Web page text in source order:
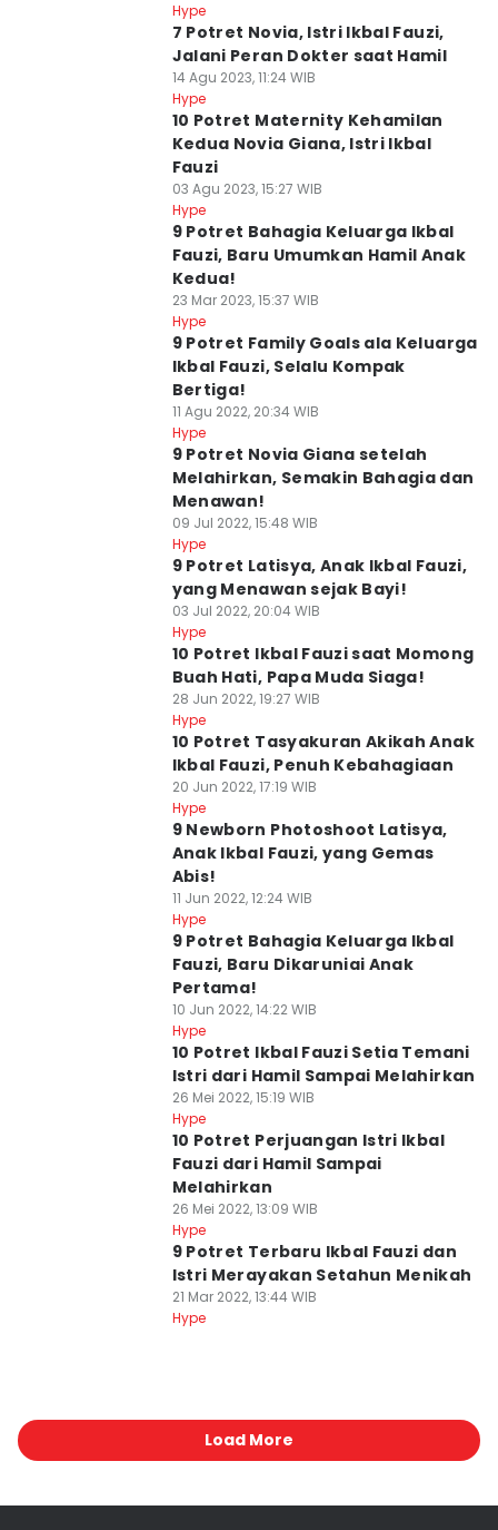
Hype
7 Potret Novia, Istri Ikbal Fauzi,
Jalani Peran Dokter saat Hamil
14 Agu 2023, 11:24 WIB
Hype
10 Potret Maternity Kehamilan
Kedua Novia Giana, Istri Ikbal
Fauzi
03 Agu 2023, 15:27 WIB
Hype
9 Potret Bahagia Keluarga Ikbal
Fauzi, Baru Umumkan Hamil Anak
Kedua!
23 Mar 2023, 15:37 WIB
Hype
9 Potret Family Goals ala Keluarga
Ikbal Fauzi, Selalu Kompak
Bertiga!
11 Agu 2022, 20:34 WIB
Hype
9 Potret Novia Giana setelah
Melahirkan, Semakin Bahagia dan
Menawan!
09 Jul 2022, 15:48 WIB
Hype
9 Potret Latisya, Anak Ikbal Fauzi,
yang Menawan sejak Bayi!
03 Jul 2022, 20:04 WIB
Hype
10 Potret Ikbal Fauzi saat Momong
Buah Hati, Papa Muda Siaga!
28 Jun 2022, 19:27 WIB
Hype
10 Potret Tasyakuran Akikah Anak
Ikbal Fauzi, Penuh Kebahagiaan
20 Jun 2022, 17:19 WIB
Hype
9 Newborn Photoshoot Latisya,
Anak Ikbal Fauzi, yang Gemas
Abis!
11 Jun 2022, 12:24 WIB
Hype
9 Potret Bahagia Keluarga Ikbal
Fauzi, Baru Dikaruniai Anak
Pertama!
10 Jun 2022, 14:22 WIB
Hype
10 Potret Ikbal Fauzi Setia Temani
Istri dari Hamil Sampai Melahirkan
26 Mei 2022, 15:19 WIB
Hype
10 Potret Perjuangan Istri Ikbal
Fauzi dari Hamil Sampai
Melahirkan
26 Mei 2022, 13:09 WIB
Hype
9 Potret Terbaru Ikbal Fauzi dan
Istri Merayakan Setahun Menikah
21 Mar 2022, 13:44 WIB
Hype
Load More